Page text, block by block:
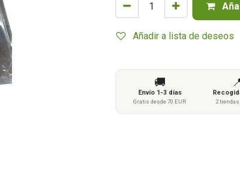
Añadir a lista de deseos
🚚
Envío 1-3 días
Gratis desde 70 EUR 2